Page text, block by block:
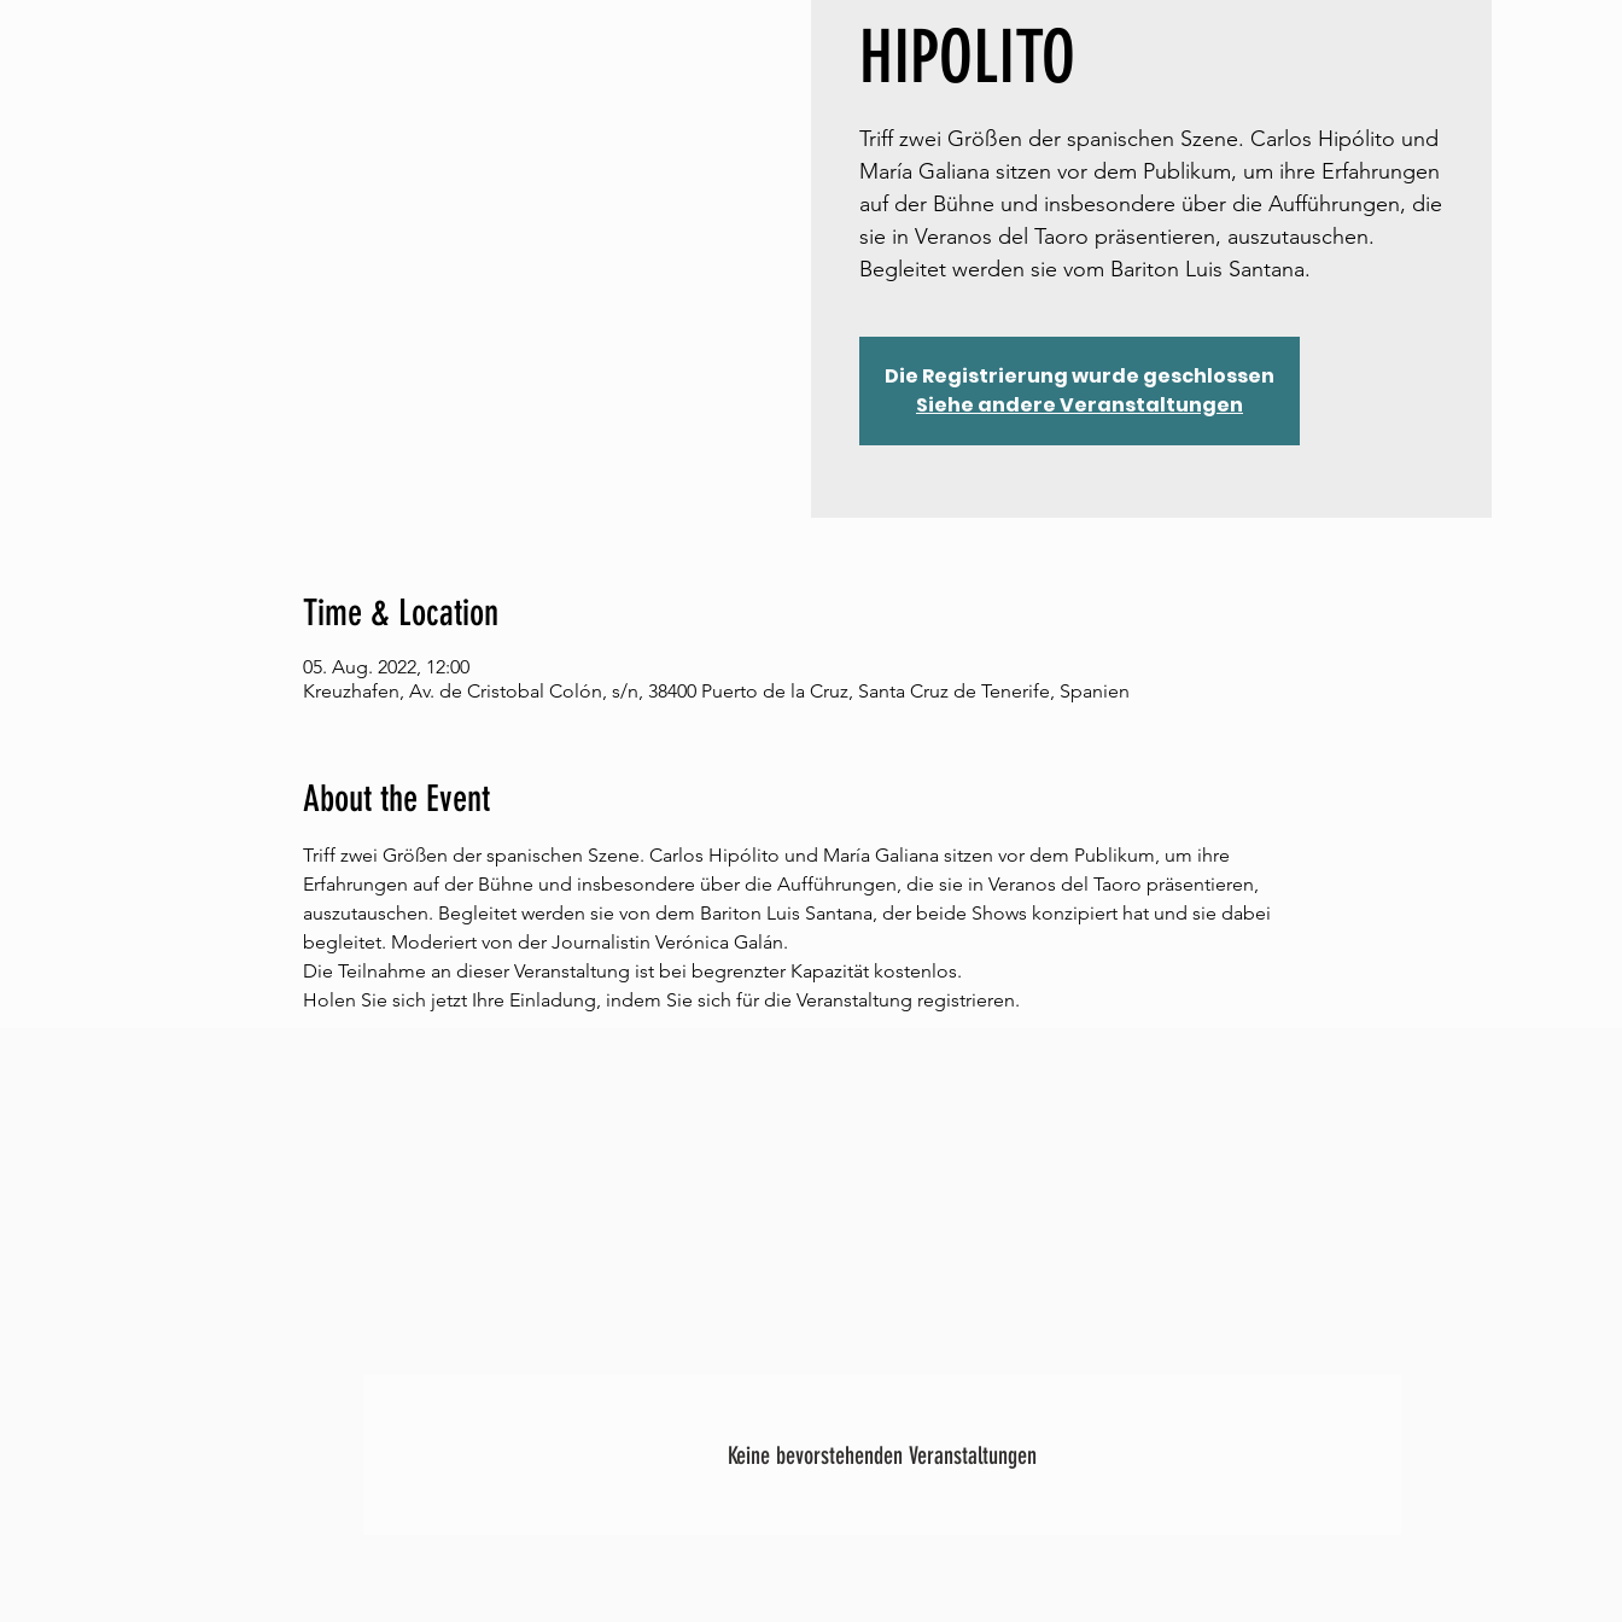
HIPOLITO
Triff zwei Größen der spanischen Szene. Carlos Hipólito und
María Galiana sitzen vor dem Publikum, um ihre Erfahrungen
auf der Bühne und insbesondere über die Aufführungen, die
sie in Veranos del Taoro präsentieren, auszutauschen.
Begleitet werden sie vom Bariton Luis Santana.
Die Registrierung wurde geschlossen
Siehe andere Veranstaltungen
Time & Location
05. Aug. 2022, 12:00
Kreuzhafen, Av. de Cristobal Colón, s/n, 38400 Puerto de la Cruz, Santa Cruz de Tenerife, Spanien
About the Event
Triff zwei Größen der spanischen Szene. Carlos Hipólito und María Galiana sitzen vor dem Publikum, um ihre
Erfahrungen auf der Bühne und insbesondere über die Aufführungen, die sie in Veranos del Taoro präsentieren,
auszutauschen. Begleitet werden sie von dem Bariton Luis Santana, der beide Shows konzipiert hat und sie dabei
begleitet. Moderiert von der Journalistin Verónica Galán.
Die Teilnahme an dieser Veranstaltung ist bei begrenzter Kapazität kostenlos.
Holen Sie sich jetzt Ihre Einladung, indem Sie sich für die Veranstaltung registrieren.
Keine bevorstehenden Veranstaltungen